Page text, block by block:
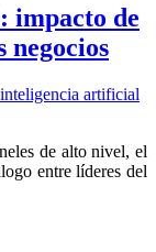
impacto de
de alto nivel, el
entre líderes del